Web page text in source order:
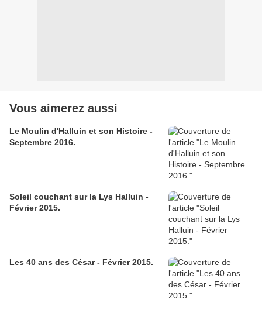
Vous aimerez aussi
Le Moulin d'Halluin et son Histoire -
Septembre 2016.
Soleil couchant sur la Lys Halluin -
Février 2015.
Les 40 ans des César - Février 2015.